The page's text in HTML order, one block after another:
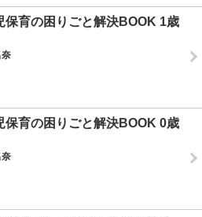
保育の困りごと解決BOOK 1歳
保育の困りごと解決BOOK 0歳